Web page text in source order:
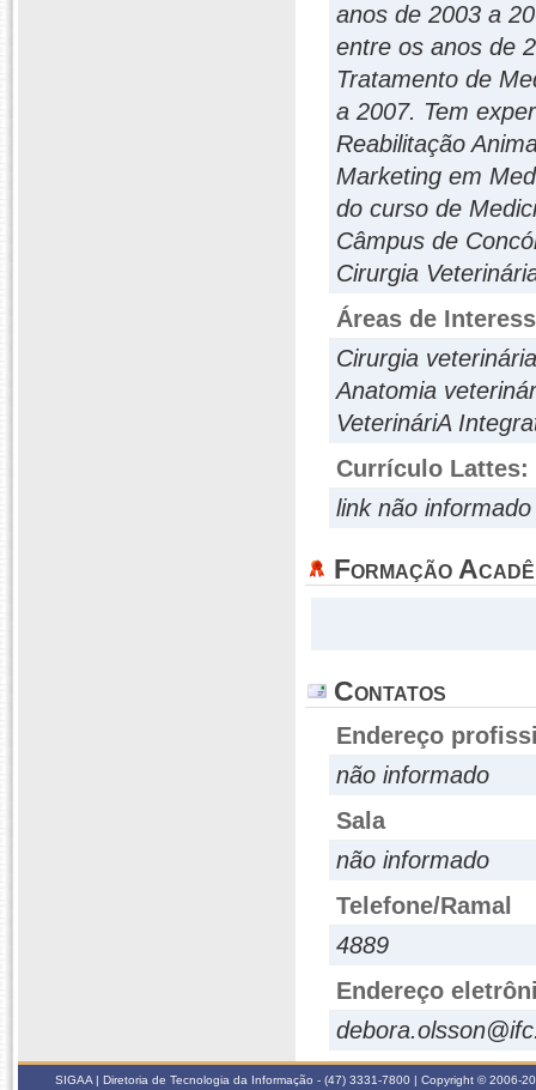
anos de 2003 a
entre os anos de
Tratamento de
a 2007. Tem
Reabilitação
Marketing em
do curso de
Câmpus de
Cirurgia
Áreas de
Cirurgia
Anatomia
VeterináriA
Currículo Lattes:
link não informado
Formação
Contatos
Endereço
não informado
Sala
não informado
Telefone/Ramal
4889
Endereço
SIGAA | Diretoria de Tecnologia da Informação - (47) 3331-7800 | Copyright © 2006-